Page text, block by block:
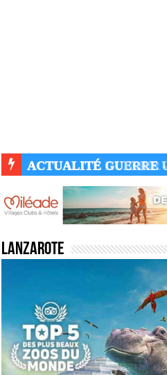
ACTUALITÉ GUERRE
Lanzarote